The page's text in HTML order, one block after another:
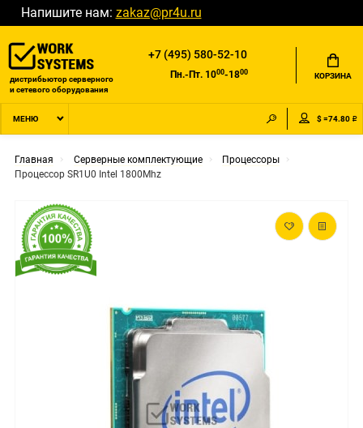
Напишите нам: zakaz@pr4u.ru
дистрибьютор серверного
и сетевого оборудования
+7 (495) 580-52-10
Пн.-Пт. 1000-1800 КОРЗИНА
МЕНЮ $ =74.80 ₽
Главная Серверные комплектующие
Процессоры
Процессор SR1U0 Intel 1800Mhz